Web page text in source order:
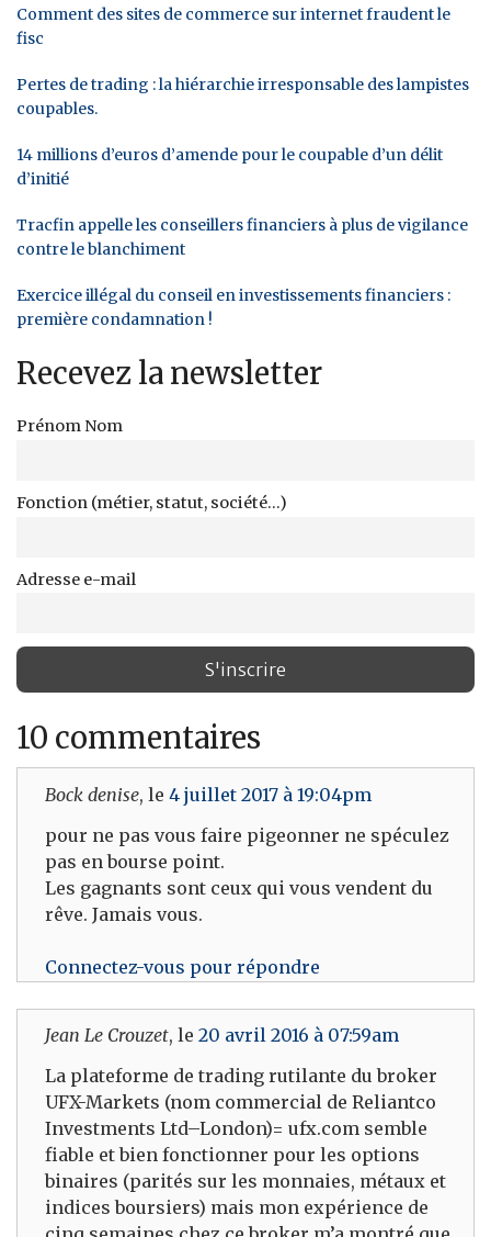
Comment des sites de commerce sur internet fraudent le
fisc
Pertes de trading : la hiérarchie irresponsable des lampistes
coupables.
14 millions d’euros d’amende pour le coupable d’un délit
d’initié
Tracfin appelle les conseillers financiers à plus de vigilance
contre le blanchiment
Exercice illégal du conseil en investissements financiers :
première condamnation !
Recevez la newsletter
Prénom Nom
Fonction (métier, statut, société...)
Adresse e-mail
10 commentaires
Bock denise, le 4 juillet 2017 à 19:04pm
pour ne pas vous faire pigeonner ne spéculez
pas en bourse point.
Les gagnants sont ceux qui vous vendent du
rêve. Jamais vous.
Connectez-vous pour répondre
Jean Le Crouzet, le 20 avril 2016 à 07:59am
La plateforme de trading rutilante du broker
UFX-Markets (nom commercial de Reliantco
Investments Ltd–London)= ufx.com semble
fiable et bien fonctionner pour les options
binaires (parités sur les monnaies, métaux et
indices boursiers) mais mon expérience de